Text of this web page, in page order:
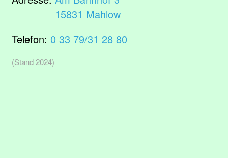
15831 Mahlow
Telefon: 0 33 79/31 28 80
(Stand 2024)